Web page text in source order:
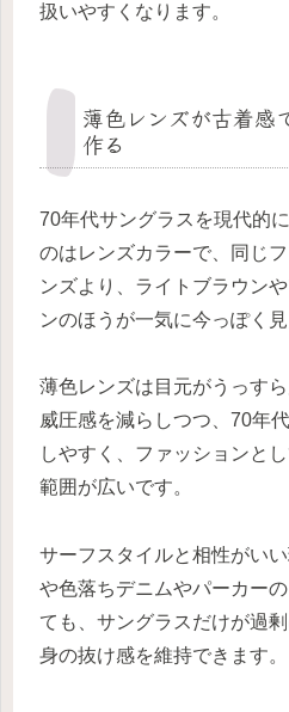
扱いやすくなります。
薄色レンズが古着感
作る
70年代サングラスを現代的
のはレンズカラーで、同じ
ンズより、ライトブラウン
ンのほうが一気に今っぽく見
薄色レンズは目元がうっす
威圧感を減らしつつ、70年
しやすく、ファッションと
範囲が広いです。
サーフスタイルと相性がい
や色落ちデニムやパーカー
ても、サングラスだけが過
身の抜け感を維持できます。